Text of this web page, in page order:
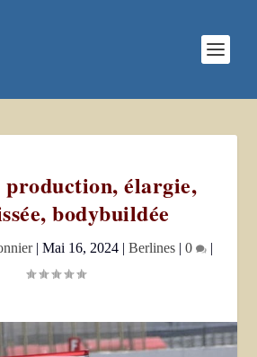
production, élargie,
bodybuildée
| Mai 16, 2024| Berlines| 0 |